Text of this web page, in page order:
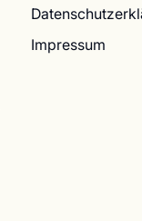
Impressum